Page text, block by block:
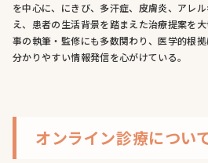
を中心に、にきび、多汗症、皮膚炎、アレ
え、患者の生活背景を踏まえた治療提案を
事の執筆・監修にも多数関わり、医学的根
分かりやすい情報発信を心がけている。
オンライン診療につい